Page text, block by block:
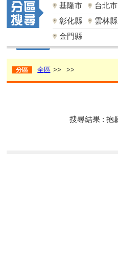
基隆市
台北市
彰化縣
雲林縣
金門縣
分區 全區 >> >>
搜尋結果 : 抱